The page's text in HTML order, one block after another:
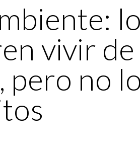
vivir
pero no